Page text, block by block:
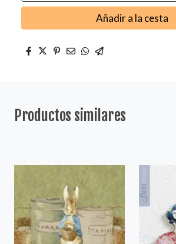
Añadir a la cesta
Productos similares